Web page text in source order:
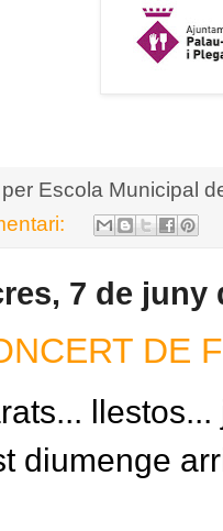
Escola Municipal
7 de juny
DE
llestos...
diumenge